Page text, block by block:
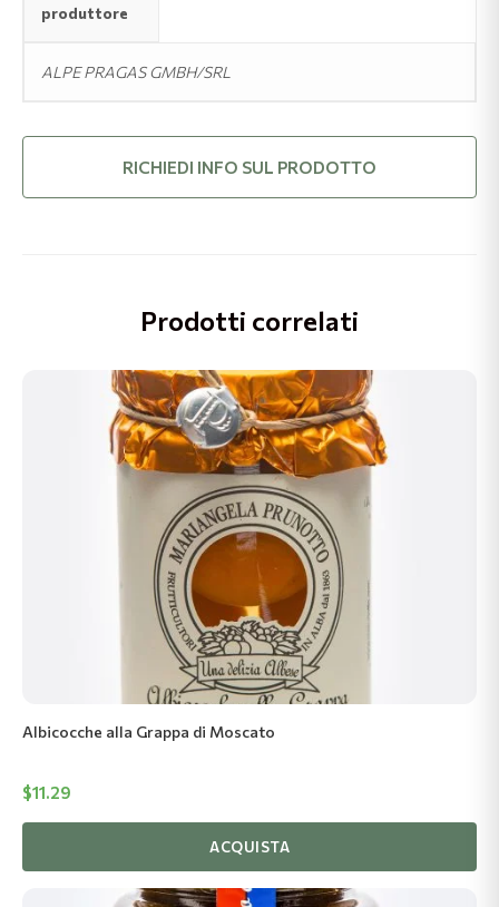
produttore
ALPE PRAGAS GMBH/SRL
RICHIEDI INFO SUL PRODOTTO
Prodotti correlati
Albicocche alla Grappa di Moscato
$11.29
ACQUISTA